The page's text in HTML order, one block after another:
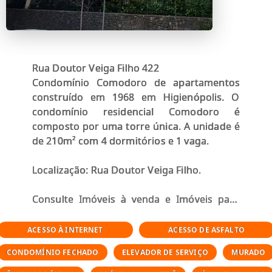
Rua Doutor Veiga Filho 422
Condomínio Comodoro de apartamentos
construído em 1968 em Higienópolis. O
condomínio residencial Comodoro é
composto por uma torre única. A unidade é
de 210m² com 4 dormitórios e 1 vaga.
Localização: Rua Doutor Veiga Filho.
Consulte Imóveis à venda e Imóveis para
Bem-vindo ao charme e à elegância de viver
em um apartamento em Higienópolis, um
ACESSO À INTERNET ACESSO DE ASFALTO
CONDOMÍNIO FECHADO ELEVADOR DE SERVIÇO MURADO